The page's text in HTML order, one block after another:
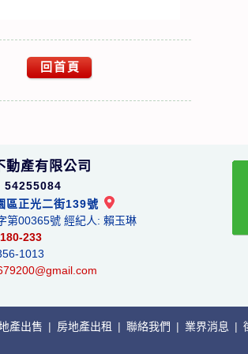
回首頁
動產有限公司
54255084
區正光二街139號
第00365號 經紀人: 賴玉琳
233
1013
產出售 | 房地產出租 | 聯絡我們 | 業界消息 |